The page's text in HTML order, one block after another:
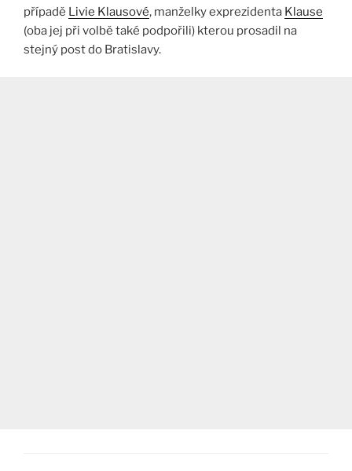
případě Livie Klausové, manželky exprezidenta Klause
(oba jej při volbě také podpořili) kterou prosadil na
stejný post do Bratislavy.